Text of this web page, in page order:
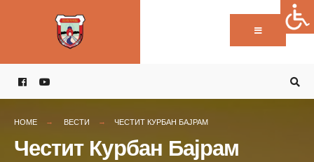
HOME ВЕСТИ ЧЕСТИТ КУРБАН БАЈРАМ
Честит Курбан Бајрам